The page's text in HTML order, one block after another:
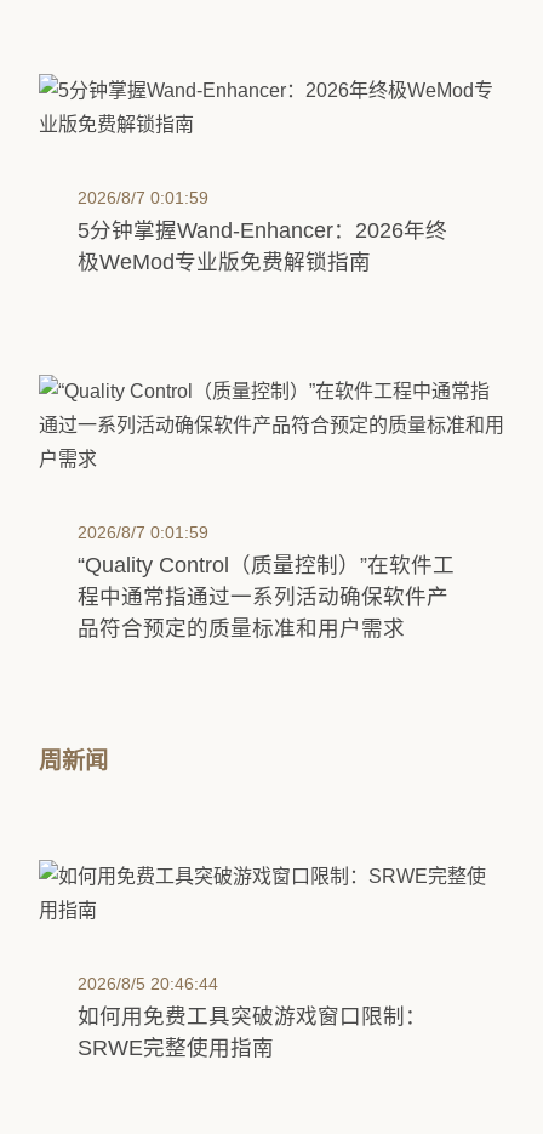
2026/8/7 0:01:59
5分钟掌握Wand-Enhancer：2026年终
极WeMod专业版免费解锁指南
2026/8/7 0:01:59
“Quality Control（质量控制）”在软件工
程中通常指通过一系列活动确保软件产
品符合预定的质量标准和用户需求
周新闻
2026/8/5 20:46:44
如何用免费工具突破游戏窗口限制：
SRWE完整使用指南